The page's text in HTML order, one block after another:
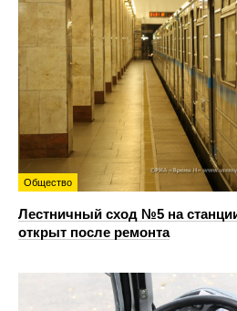
Общество
Лестничный сход №5 на
открыт после ремонта